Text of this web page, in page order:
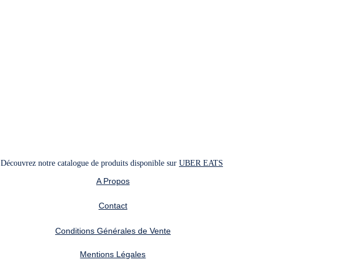
Contact
A Propos
Conditions Générales de Vente
Mentions Légales
Découvrez notre catalogue de produits disponible sur UBER EATS